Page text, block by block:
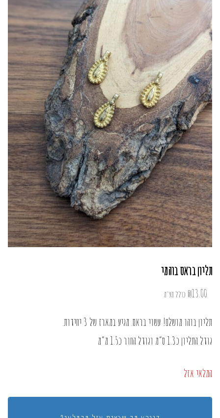
תליון בראס בוהמי
₪13.00 כולל מע"מ
תליון בוהו מושלם! עשוי בראס. מגיע במארז של 3 יחידות.
גודל התליון כ1.3 ס”מ וגודל החור כ1.5 מ”מ
המלאי אזל